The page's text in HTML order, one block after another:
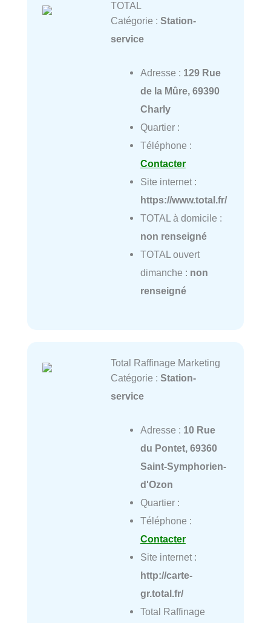
TOTAL
Catégorie : Station-
service
Adresse : 129 Rue
de la Mûre, 69390
Charly
Quartier :
Téléphone :
Contacter
Site internet :
https://www.total.fr/
TOTAL à domicile :
non renseigné
TOTAL ouvert
dimanche : non
renseigné
Total Raffinage Marketing
Catégorie : Station-
service
Adresse : 10 Rue
du Pontet, 69360
Saint-Symphorien-
d'Ozon
Quartier :
Téléphone :
Contacter
Site internet :
http://carte-
gr.total.fr/
Total Raffinage